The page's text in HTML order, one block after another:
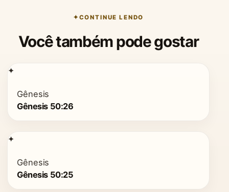
CONTINUE LENDO
Você também pode gostar
✦
Gênesis
Gênesis 50:26
✦
Gênesis
Gênesis 50:25